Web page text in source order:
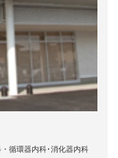
循環器内科･消化器内科